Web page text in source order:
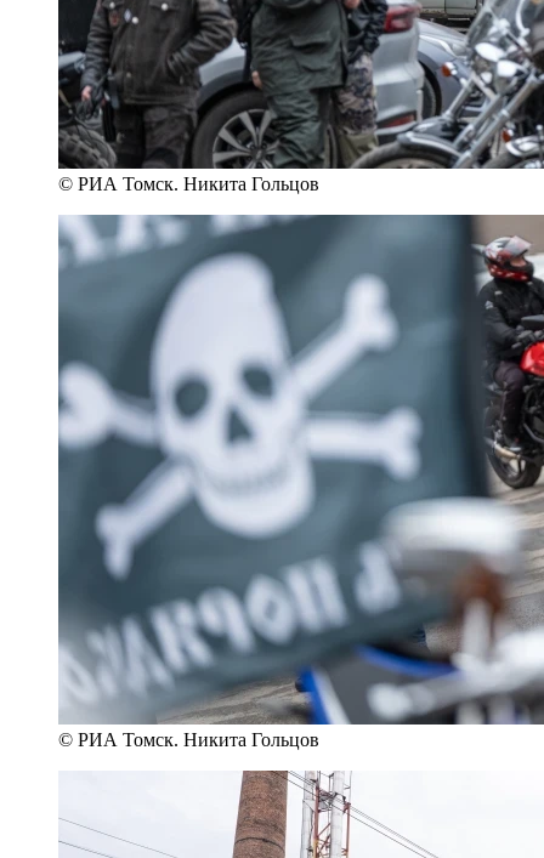
© РИА Томск. Никита Гольцов
© РИА Томск. Никита Гольцов